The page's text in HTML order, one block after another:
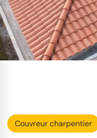
Couvreur charpentier